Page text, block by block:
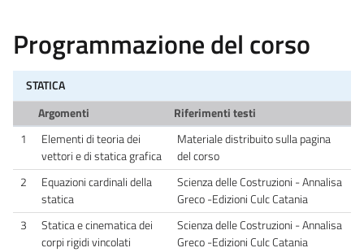
Programmazione del corso
STATICA
Argomenti
Riferimenti testi
1
Elementi di teoria dei
vettori e di statica grafica
Materiale distribuito sulla pagina
del corso
2
Equazioni cardinali della
statica
Scienza delle Costruzioni - Annalisa
Greco -Edizioni Culc Catania
3
Statica e cinematica dei
corpi rigidi vincolati
Scienza delle Costruzioni - Annalisa
Greco -Edizioni Culc Catania